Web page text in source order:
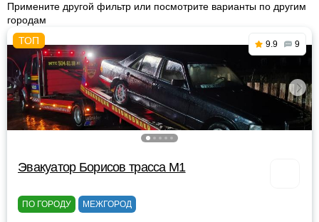
Примените другой фильтр или посмотрите варианты по другим
городам
9.9 9
Эвакуатор Борисов трасса М1
ПО ГОРОДУ МЕЖГОРОД